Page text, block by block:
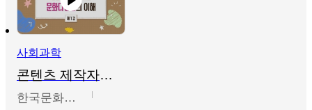
사회과학
콘텐츠 제작자를 위한 문화다양성의 이해
한국문화예술교육진흥원